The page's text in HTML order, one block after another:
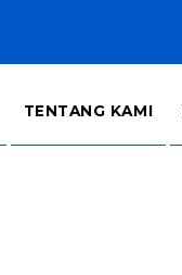
TENTANG KAMI